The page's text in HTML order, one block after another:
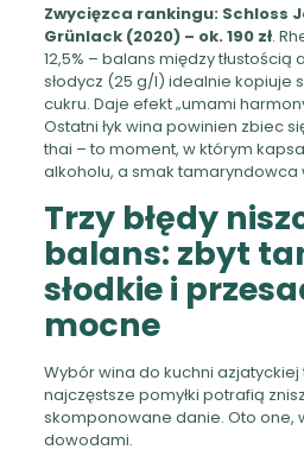
Zwycięzca rankingu: Schloss
Grünlack (2020) – ok. 190 zł.
12,5% – balans między
słodycz (25 g/l) idealnie kopiuje
cukru. Daje efekt „umami
Ostatni łyk wina powinien zbiec
thai – to moment, w którym
alkoholu, a smak tamaryndowca
Trzy błędy
balans: zbyt
słodkie i
mocne
Wybór wina do kuchni
najczęstsze pomyłki potrafią
skomponowane danie. Oto one,
dowodami.